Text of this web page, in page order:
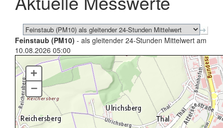
Feinstaub (PM10) - als gleitender 24-Stunden Mittelwert am
10.08.2026 05:00
+
–